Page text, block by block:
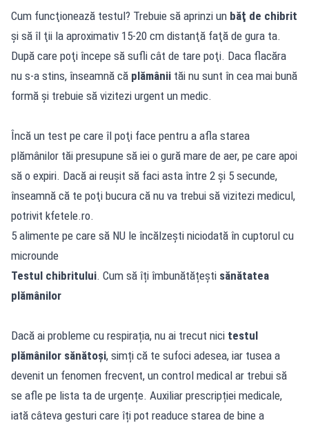
Cum funcţionează testul? Trebuie să aprinzi un băţ de chibrit
şi să îl ţii la aproximativ 15-20 cm distanţă faţă de gura ta.
După care poţi începe să sufli cât de tare poţi. Daca flacăra
nu s-a stins, înseamnă că plămânii tăi nu sunt în cea mai bună
formă şi trebuie să vizitezi urgent un medic.
Încă un test pe care îl poţi face pentru a afla starea
plămânilor tăi presupune să iei o gură mare de aer, pe care apoi
să o expiri. Dacă ai reuşit să faci asta între 2 şi 5 secunde,
înseamnă că te poţi bucura că nu va trebui să vizitezi medicul,
potrivit kfetele.ro.
5 alimente pe care să NU le încălzeşti niciodată în cuptorul cu
microunde
Testul chibritului. Cum să îți îmbunătățești sănătatea
plămânilor
Dacă ai probleme cu respirația, nu ai trecut nici testul
plămânilor sănătoși, simți că te sufoci adesea, iar tusea a
devenit un fenomen frecvent, un control medical ar trebui să
se afle pe lista ta de urgențe. Auxiliar prescripției medicale,
iată câteva gesturi care îți pot readuce starea de bine a